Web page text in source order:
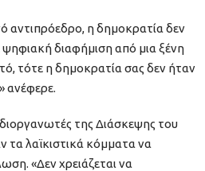
αντιπρόεδρο, η δημοκρατία δεν
διαφήμιση από μια ξένη
τότε η δημοκρατία σας δεν ήταν
ανέφερε.
της Διάσκεψης του
τα λαϊκιστικά κόμματα να
«Δεν χρειάζεται να